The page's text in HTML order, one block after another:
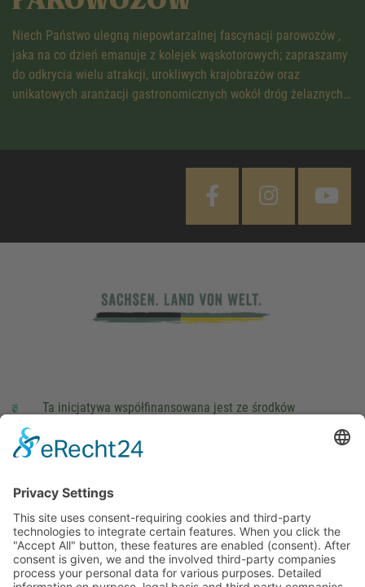
Niech Państwo ulegną niepowtarzalnej fascynacji parowozów ,
jaka na co dzień emanuje z kolejek wąskotorowych; zapraszamy
do odkrycia wielu atrakcji, urokliwych krajobrazów oraz
unikatowych aranżacji gastronomicznych wokół dróg żelaznych…
Ta inicjatywa współfinansowana jest ze środków
parlamentarzystów Landtagu Saksońskiego budżetu.
stopka redakcyjna
This site uses consent-requiring cookies and third-party
technologies to integrate certain features. When you click the